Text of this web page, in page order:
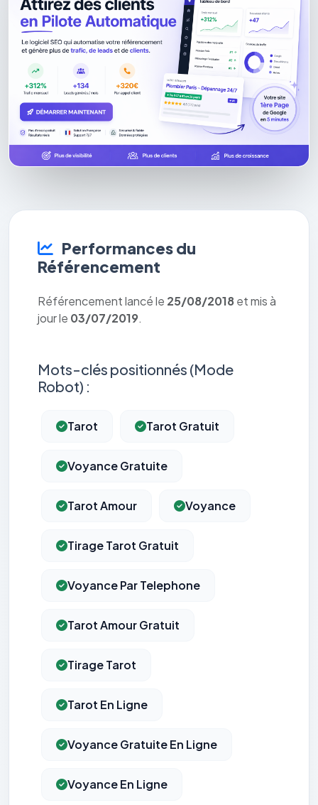
Performances du
Référencement
Référencement lancé le 25/08/2018 et mis à
jour le 03/07/2019.
Mots-clés positionnés (Mode
Robot) :
Tarot Tarot Gratuit
Voyance Gratuite
Tarot Amour Voyance
Tirage Tarot Gratuit
Voyance Par Telephone
Tarot Amour Gratuit
Tirage Tarot
Tarot En Ligne
Voyance Gratuite En Ligne
Voyance En Ligne